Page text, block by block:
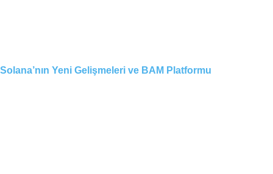
Solana’nın Yeni Gelişmeleri ve BAM Platformu